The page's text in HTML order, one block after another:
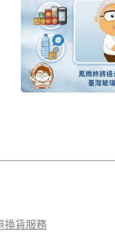
換貨服務